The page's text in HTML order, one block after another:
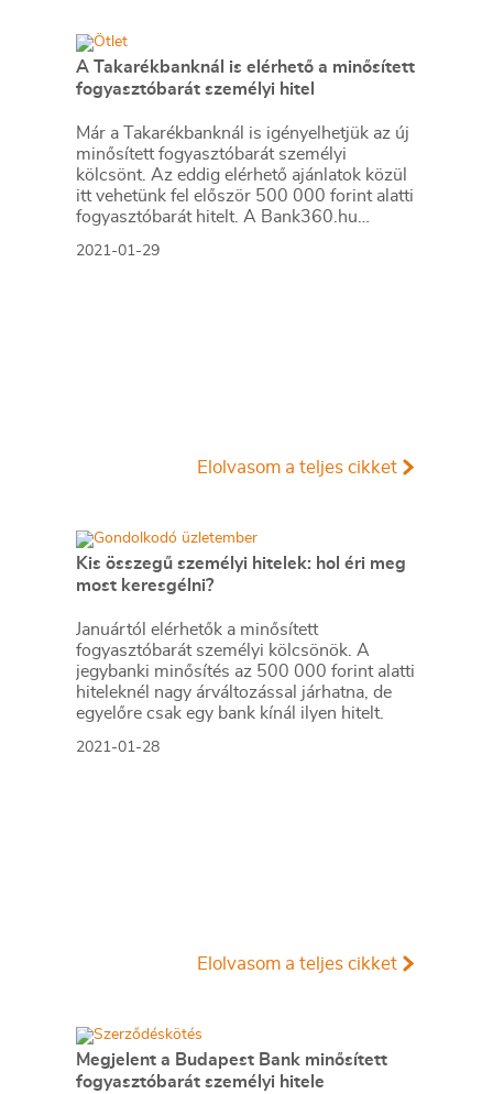
A Takarékbanknál is elérhető a minősített
fogyasztóbarát személyi hitel
Már a Takarékbanknál is igényelhetjük az új
minősített fogyasztóbarát személyi
kölcsönt. Az eddig elérhető ajánlatok közül
itt vehetünk fel először 500 000 forint alatti
fogyasztóbarát hitelt. A Bank360.hu
2021-01-29
Elolvasom a teljes cikket
Kis összegű személyi hitelek: hol éri meg
most keresgélni?
Januártól elérhetők a minősített
fogyasztóbarát személyi kölcsönök. A
jegybanki minősítés az 500 000 forint alatti
hiteleknél nagy árváltozással járhatna, de
egyelőre csak egy bank kínál ilyen hitelt.
2021-01-28
Elolvasom a teljes cikket
Megjelent a Budapest Bank minősített
fogyasztóbarát személyi hitele